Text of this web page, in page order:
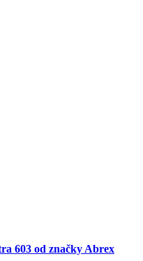
603 od značky Abrex